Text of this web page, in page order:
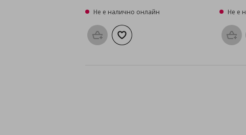
Не е налично онлайн
Προσθήκη στο καλάθι
Добави към списъка с любими
Не е